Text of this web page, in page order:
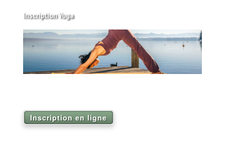
Inscription Yoga
Inscription en ligne